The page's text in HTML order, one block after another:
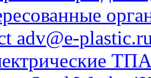
adv@e-